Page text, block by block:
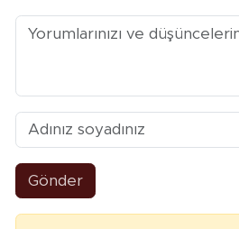
Gönder